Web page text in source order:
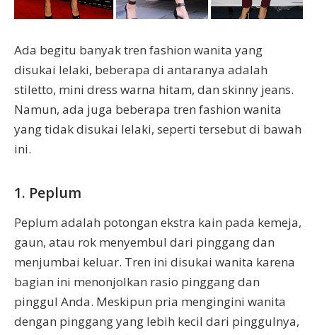
Ada begitu banyak tren fashion wanita yang
disukai lelaki, beberapa di antaranya adalah
stiletto, mini dress warna hitam, dan skinny jeans.
Namun, ada juga beberapa tren fashion wanita
yang tidak disukai lelaki, seperti tersebut di bawah
ini.
1. Peplum
Peplum adalah potongan ekstra kain pada kemeja,
gaun, atau rok menyembul dari pinggang dan
menjumbai keluar. Tren ini disukai wanita karena
bagian ini menonjolkan rasio pinggang dan
pinggul Anda. Meskipun pria mengingini wanita
dengan pinggang yang lebih kecil dari pinggulnya,